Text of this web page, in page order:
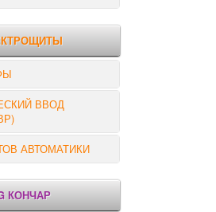
ВВОД
АВТОМАТИКИ
КОНЧАР